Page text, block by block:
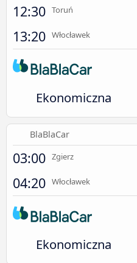
12:30 Toruń
13:20 Włocławek
Ekonomiczna
BlaBlaCar
03:00 Zgierz
04:20 Włocławek
Ekonomiczna